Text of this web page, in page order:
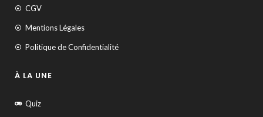
CGV
Mentions Légales
Politique de Confidentialité
À LA UNE
Quiz